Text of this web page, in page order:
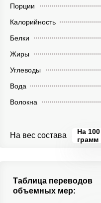
Порции
Калорийность
Белки
Жиры
Углеводы
Вода
Волокна
На вес состава
На 100
грамм
Таблица переводов
объемных мер: